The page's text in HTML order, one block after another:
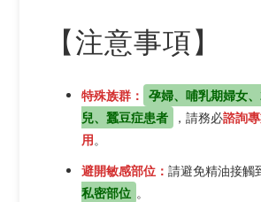
【注意事項】
特殊族群： 孕婦、哺乳期婦女
兒、蠶豆症患者
，請務必諮詢
用。
避開敏感部位： 請避免精油接觸
私密部位 。